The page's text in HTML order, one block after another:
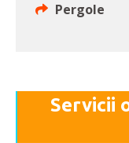
Pergole
Servicii